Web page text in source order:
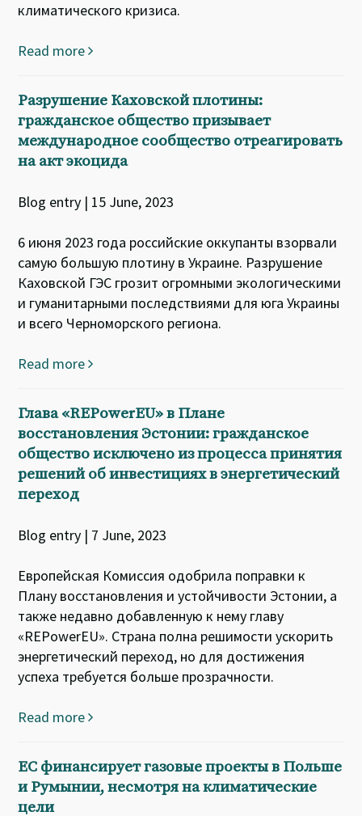
климатического кризиса.
Read more
Разрушение Каховской плотины:
гражданское общество призывает
международное сообщество отреагировать
на акт экоцида
Blog entry | 15 June, 2023
6 июня 2023 года российские оккупанты взорвали
самую большую плотину в Украине. Разрушение
Каховской ГЭС грозит огромными экологическими
и гуманитарными последствиями для юга Украины
и всего Черноморского региона.
Read more
Глава «REPowerEU» в Плане
восстановления Эстонии: гражданское
общество исключено из процесса принятия
решений об инвестициях в энергетический
переход
Blog entry | 7 June, 2023
Европейская Комиссия одобрила поправки к
Плану восстановления и устойчивости Эстонии, а
также недавно добавленную к нему главу
«REPowerEU». Страна полна решимости ускорить
энергетический переход, но для достижения
успеха требуется больше прозрачности.
Read more
ЕС финансирует газовые проекты в Польше
и Румынии, несмотря на климатические
цели